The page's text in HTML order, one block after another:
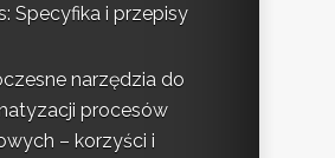
Specyfika i przepisy
narzędzia do
procesów
– korzyści i